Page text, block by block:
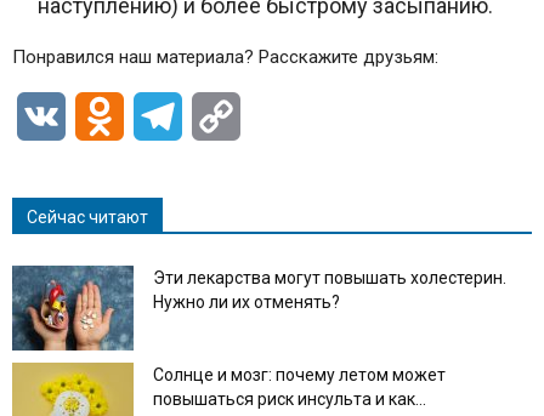
наступлению) и более быстрому засыпанию.
Понравился наш материала? Расскажите друзьям:
VK Odnoklassniki
Telegram
Сейчас читают
Эти лекарства могут повышать холестерин.
Нужно ли их отменять?
Солнце и мозг: почему летом может
повышаться риск инсульта и как...